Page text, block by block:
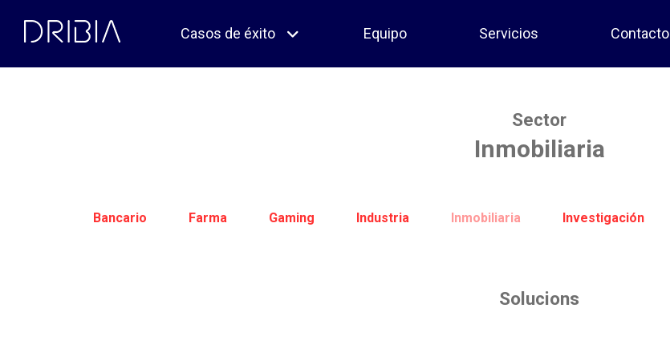
content
Casos de éxito Equipo Servicios Contacto
Sector
Inmobiliaria
Bancario Farma Gaming Industria Inmobiliaria Investigación
Solucions